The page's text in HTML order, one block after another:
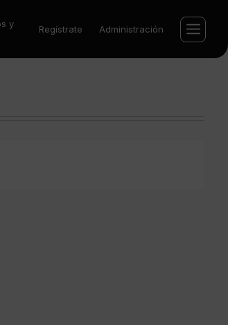
y
Regístrate Administración